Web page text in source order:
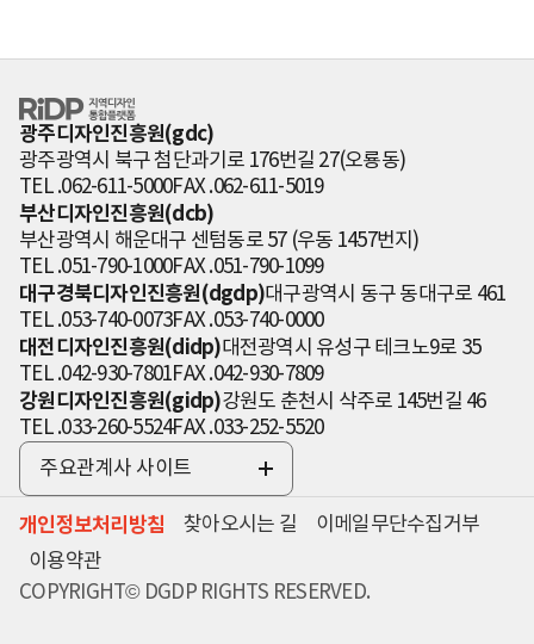
RiDP 지역디자
인 통합플랫폼
광주디자인진흥원(gdc)
광주광역시 북구 첨단과기로 176번길 27(오룡동)
TEL .062-611-5000FAX .062-611-5019
부산디자인진흥원(dcb)
부산광역시 해운대구 센텀동로 57 (우동 1457번지)
TEL .051-790-1000FAX .051-790-1099
대구경북디자인진흥원(dgdp)대구광역시 동구 동대구로 461
TEL .053-740-0073FAX .053-740-0000
대전디자인진흥원(didp)대전광역시 유성구 테크노9로 35
TEL .042-930-7801FAX .042-930-7809
강원디자인진흥원(gidp)강원도 춘천시 삭주로 145번길 46
TEL .033-260-5524FAX .033-252-5520
주요관계사 사이트
전
체
보
개인정보처리방침 찾아오시는 길
이메일무단수집거부
이용약관
COPYRIGHT© DGDP RIGHTS RESERVED.